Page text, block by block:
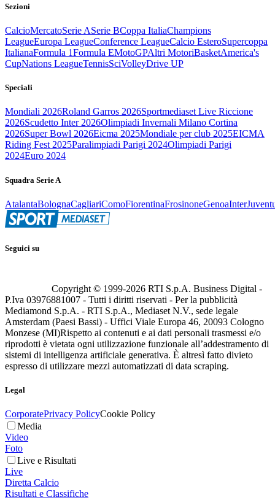
Sezioni
CalcioMercatoSerie ASerie BCoppa ItaliaChampions
LeagueEuropa LeagueConference LeagueCalcio EsteroSupercoppa
ItalianaFormula 1Formula EMotoGPAltri MotoriBasketAmerica's
CupNations LeagueTennisSciVolleyDrive UP
Speciali
Mondiali 2026Roland Garros 2026Sportmediaset Live Riccione
2026Scudetto Inter 2026Olimpiadi Invernali Milano Cortina
2026Super Bowl 2026Eicma 2025Mondiale per club 2025EICMA
Riding Fest 2025Paralimpiadi Parigi 2024Olimpiadi Parigi
2024Euro 2024
Squadra Serie A
AtalantaBolognaCagliariComoFiorentinaFrosinoneGenoaInter
Seguici su
Copyright © 1999-2026 RTI S.p.A. Business Digital -
P.Iva 03976881007 - Tutti i diritti riservati - Per la pubblicità
Mediamond S.p.A. - RTI S.p.A., Mediaset N.V., sede legale
Amsterdam (Paesi Bassi) - Uffici Viale Europa 46, 20093 Cologno
Monzese (MI)Rispetto ai contenuti e ai dati personali trasmessi e/o
riprodotti è vietata ogni utilizzazione funzionale all’addestramento di
sistemi di intelligenza artificiale generativa. È altresì fatto divieto
espresso di utilizzare mezzi automatizzati di data scraping.
Legal
CorporatePrivacy PolicyCookie Policy
Media
Video
Foto
Live e Risultati
Live
Diretta Calcio
Risultati e Classifiche